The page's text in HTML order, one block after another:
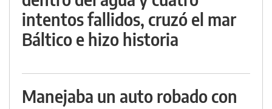
intentos fallidos, cruzó el mar
Báltico e hizo historia
Manejaba un auto robado con